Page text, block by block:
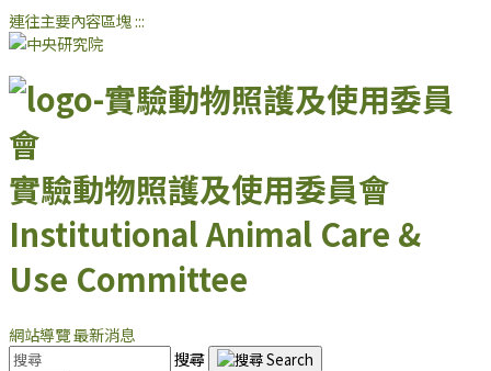
連往主要內容區塊:::
實驗動物照護及使用委員會
Institutional Animal Care &
Use Committee
網站導覽最新消息
搜尋